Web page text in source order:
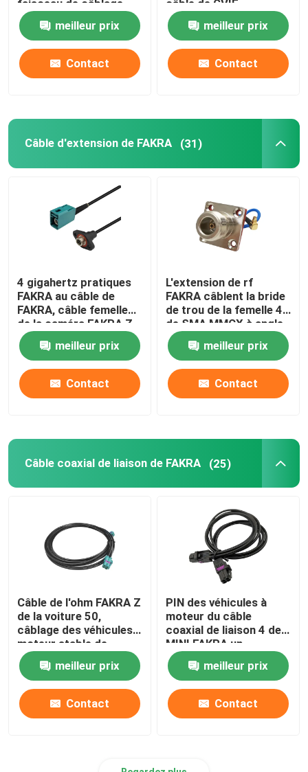
faisceau de câblage
automobile DC 6GHz
HSD
meilleur prix
Contact
câble de GVIF
meilleur prix
Contact
Câble d'extension de FAKRA (31)
4 gigahertz pratiques
FAKRA au câble de
FAKRA, câble femelle
de la caméra FAKRA Z
de HD
meilleur prix
Contact
L'extension de rf
FAKRA câblent la bride
de trou de la femelle 4
de SMA MMCX à angle
droit masculin
meilleur prix
Contact
Câble coaxial de liaison de FAKRA (25)
Câble de l'ohm FAKRA Z
de la voiture 50,
câblage des véhicules à
moteur stable de
FAKRA
meilleur prix
Contact
PIN des véhicules à
moteur du câble
coaxial de liaison 4 de
MINI FAKRA un
connecteurs de code
pour BMWmeilleur prix
Contact